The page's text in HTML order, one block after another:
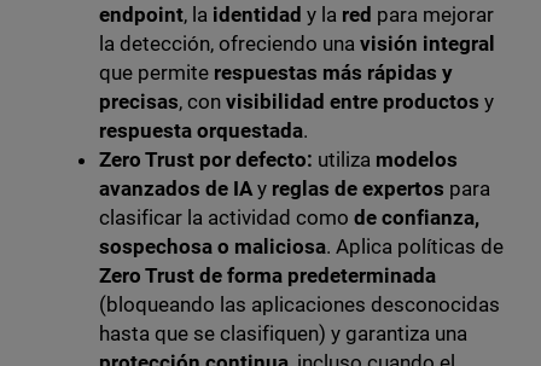
endpoint, laidentidad y lared para mejorar
la detección, ofreciendo una visión integral
que permite respuestas más rápidas y
precisas, con visibilidad entre productos y
respuesta orquestada.
Zero Trust por defecto: utiliza modelos
avanzados de IAyreglas de expertos para
clasificar la actividad como de confianza,
sospechosa o maliciosa. Aplica políticas de
Zero Trust de forma predeterminada
(bloqueando las aplicaciones desconocidas
hasta que se clasifiquen) y garantiza una